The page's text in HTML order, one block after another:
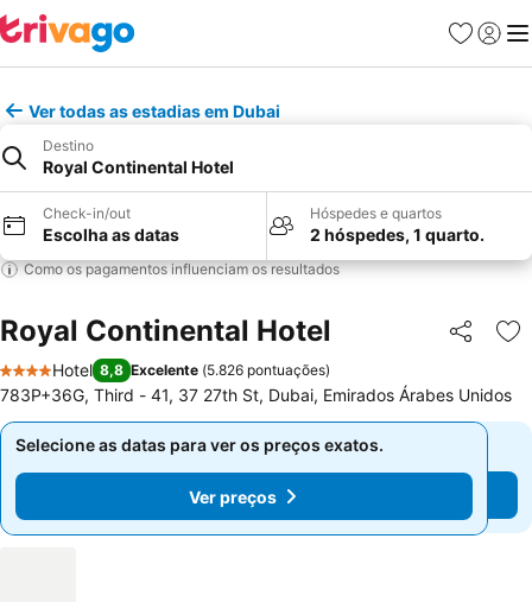
Favoritos
Iniciar
Ver todas as estadias em Dubai
Destino
Royal Continental Hotel
Check-in/out
Escolha as datas
Hóspedes e quartos
2 hóspedes, 1 quarto.
Como os pagamentos influenciam os resultados
Royal Continental Hotel Partilhar
4 Estrelas
Hotel 8,8 Excelente (5.826 pontuações)
783P+36G, Third - 41, 37 27th St, Dubai, Emirados Árabes Unidos
Selecione as datas para ver os preços exatos.
Ver preços
Selecione as datas para ver os preços exatos.
Ver preços